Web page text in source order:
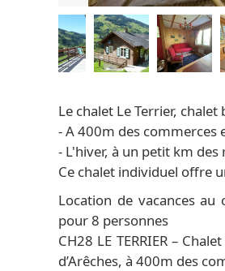
Le chalet Le Terrier,
- A 400m des commerces
- L'hiver, à un petit km
Ce chalet individuel offre
Location de vacances au
pour 8 personnes
CH28 LE TERRIER –
d’Arêches, à 400m des